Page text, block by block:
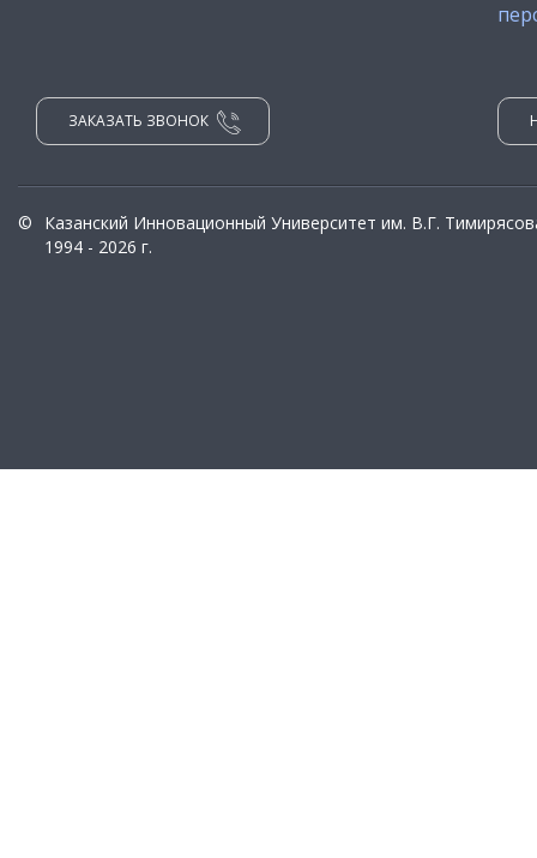
ЗАКАЗАТЬ ЗВОНОК
©
Казанский Инновационный Университет им. В.Г.
1994 - 2026 г.